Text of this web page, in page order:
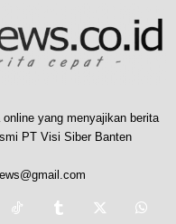
yang menyajikan berita
PT Visi Siber Banten